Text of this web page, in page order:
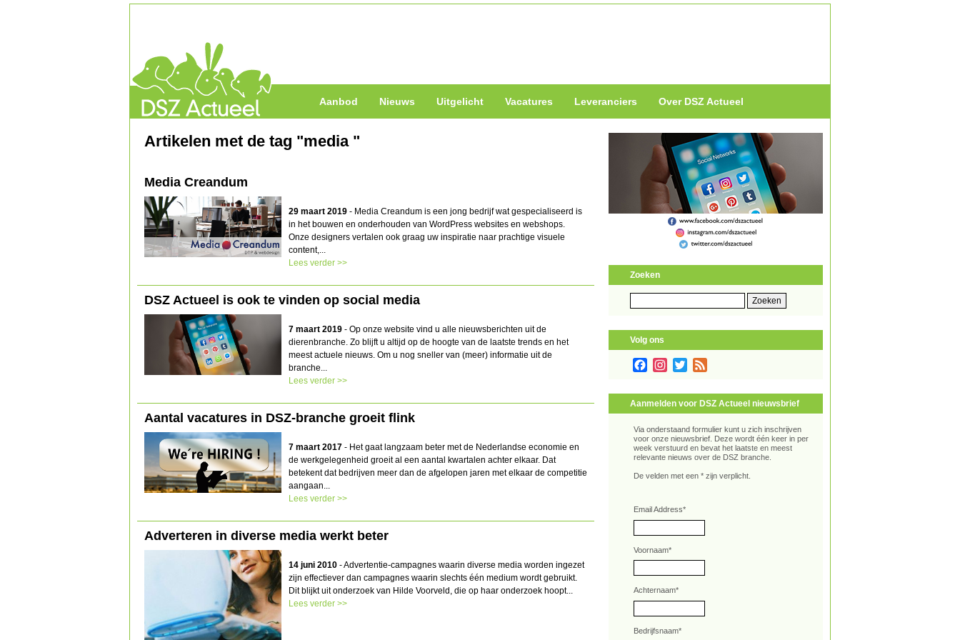
Aanbod Nieuws Uitgelicht Vacatures Leveranciers Over DSZ Actueel
Artikelen met de tag "media "
Media Creandum
29 maart 2019 - Media Creandum is een jong bedrijf wat gespecialiseerd is
in het bouwen en onderhouden van WordPress websites en webshops.
Onze designers vertalen ook graag uw inspiratie naar prachtige visuele
content,...
Lees verder >>
DSZ Actueel is ook te vinden op social media
7 maart 2019 - Op onze website vind u alle nieuwsberichten uit de
dierenbranche. Zo blijft u altijd op de hoogte van de laatste trends en het
meest actuele nieuws. Om u nog sneller van (meer) informatie uit de
branche...
Lees verder >>
Aantal vacatures in DSZ-branche groeit flink
7 maart 2017 - Het gaat langzaam beter met de Nederlandse economie en
de werkgelegenheid groeit al een aantal kwartalen achter elkaar. Dat
betekent dat bedrijven meer dan de afgelopen jaren met elkaar de competitie
aangaan...
Lees verder >>
Adverteren in diverse media werkt beter
14 juni 2010 - Advertentie-campagnes waarin diverse media worden ingezet
zijn effectiever dan campagnes waarin slechts één medium wordt gebruikt.
Dit blijkt uit onderzoek van Hilde Voorveld, die op haar onderzoek hoopt...
Lees verder >>
Zoeken
naar:
Volg ons
FacebookInstagram
Twitter
Aanmelden voor DSZ Actueel nieuwsbrief
Via onderstaand formulier kunt u zich inschrijven
voor onze nieuwsbrief. Deze wordt één keer in per
week verstuurd en bevat het laatste en meest
relevante nieuws over de DSZ branche.
De velden met een * zijn verplicht.
Email Address*
Voornaam*
Achternaam*
Bedrijfsnaam*